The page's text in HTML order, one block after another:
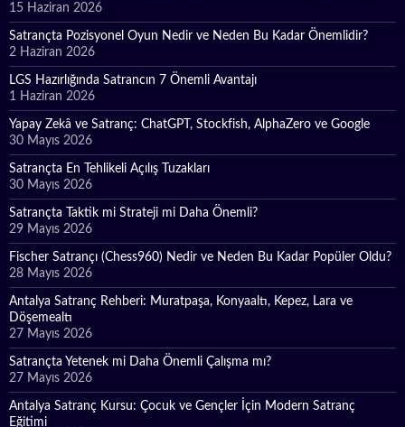
15 Haziran 2026
Satrançta Pozisyonel Oyun Nedir ve Neden Bu Kadar Önemlidir?
2 Haziran 2026
LGS Hazırlığında Satrancın 7 Önemli Avantajı
1 Haziran 2026
Yapay Zekâ ve Satranç: ChatGPT, Stockfish, AlphaZero ve Google
30 Mayıs 2026
Satrançta En Tehlikeli Açılış Tuzakları
30 Mayıs 2026
Satrançta Taktik mi Strateji mi Daha Önemli?
29 Mayıs 2026
Fischer Satrançı (Chess960) Nedir ve Neden Bu Kadar Popüler Oldu?
28 Mayıs 2026
Antalya Satranç Rehberi: Muratpaşa, Konyaaltı, Kepez, Lara ve
Döşemealtı
27 Mayıs 2026
Satrançta Yetenek mi Daha Önemli Çalışma mı?
27 Mayıs 2026
Antalya Satranç Kursu: Çocuk ve Gençler İçin Modern Satranç
Eğitimi